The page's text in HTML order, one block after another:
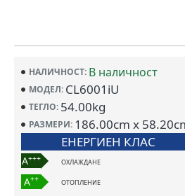
НАЛИЧНОСТ: В наличност
МОДЕЛ: CL6001iU
ТЕГЛО: 54.00kg
РАЗМЕРИ: 186.00cm x
ЕНЕРГИЕН КЛАС
A+++ ОХЛАЖДАНЕ
A++ ОТОПЛЕНИЕ